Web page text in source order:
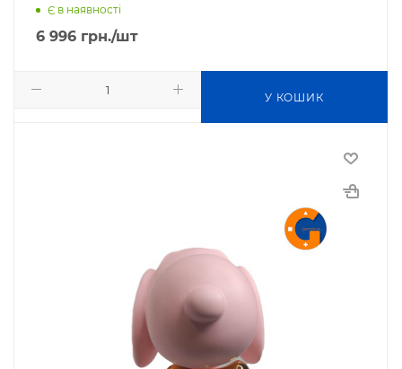
Є в наявності
6 996 грн./шт
У КОШИК